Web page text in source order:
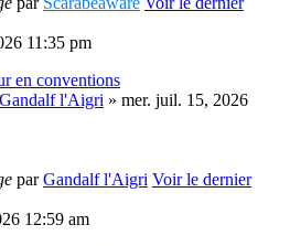
11:35 pm
en conventions
Gandalf l'Aigri » mer. juil. 15, 2026
parGandalf l'Aigri Voir le dernier
12:59 am